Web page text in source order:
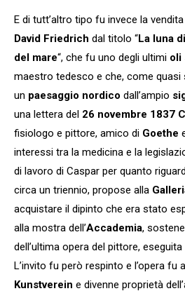
E di tutt’altro tipo fu invece la
David Friedrich dal titolo “La luna
del mare“, che fu uno degli ultimi oli
maestro tedesco e che, come quasi
un paesaggio nordico dall’ampio
una lettera del 26 novembre 1837
fisiologo e pittore, amico di Goethe
interessi tra la medicina e la
di lavoro di Caspar per quanto
circa un triennio, propose alla
acquistare il dipinto che era stato
alla mostra dell’Accademia,
dell’ultima opera del pittore,
L’invito fu però respinto e l’opera fu
Kunstverein e divenne proprietà